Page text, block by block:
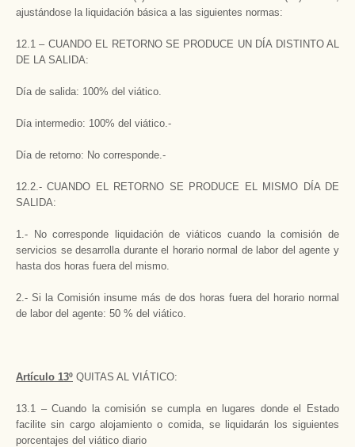
ajustándose la liquidación básica a las siguientes normas:
12.1 – CUANDO EL RETORNO SE PRODUCE UN DÍA DISTINTO AL
DE LA SALIDA:
Día de salida: 100% del viático.
Día intermedio: 100% del viático.-
Día de retorno: No corresponde.-
12.2.- CUANDO EL RETORNO SE PRODUCE EL MISMO DÍA DE
SALIDA:
1.- No corresponde liquidación de viáticos cuando la comisión de
servicios se desarrolla durante el horario normal de labor del agente y
hasta dos horas fuera del mismo.
2.- Si la Comisión insume más de dos horas fuera del horario normal
de labor del agente: 50 % del viático.
Artículo 13º QUITAS AL VIÁTICO:
13.1 – Cuando la comisión se cumpla en lugares donde el Estado
facilite sin cargo alojamiento o comida, se liquidarán los siguientes
porcentajes del viático diario